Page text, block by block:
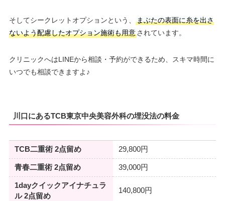
そしてシークレットオプションという、
まぶたの表面に糸を出さ
ないよう配慮したオプション施術も用意されています。
クリニックへはLINEから相談・予約ができるため、スキマ時間に
いつでも相談できますよ♪
川口にあるTCB東京中央美容外科の埋没法の料金
TCB二重術 2点留め 29,800円
青春二重術 2点留め 39,000円
1dayクイックアイナチュラ
ル 2点留め
140,800円